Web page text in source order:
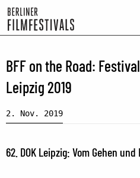
BFF on the Road:
Leipzig 2019
2. Nov. 2019
62. DOK Leipzig: Vom Gehen und